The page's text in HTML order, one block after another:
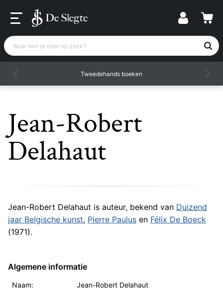
Waar ben je naar op zoek?
Tweedehands boeken
Jean-Robert
Delahaut
Jean-Robert Delahaut is auteur, bekend van Duizend
jaar Belgische kunst, Pierre Paulus en Félix De Boeck
(1971).
Algemene informatie
Naam: Jean-Robert Delahaut